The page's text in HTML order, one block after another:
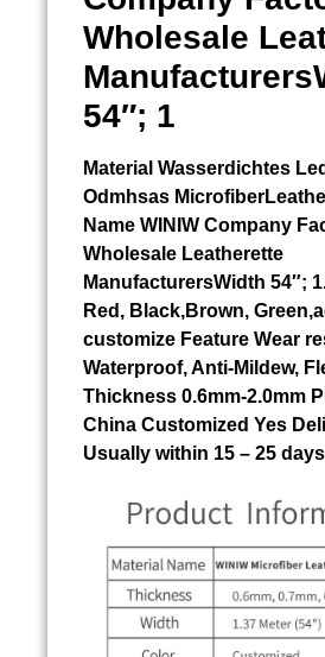
Wholesale
54″; 1
Material Wasserdichtes
Odmhsas
Name WINIW Company
Wholesale Leatherette
ManufacturersWidth 54″;
Red, Black,Brown,
customize Feature Wear
Waterproof, Anti-Mildew,
Thickness 0.6mm-2.0mm
China Customized Yes
Usually within 15 – 25